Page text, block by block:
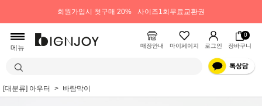
회원가입시 첫구매 20% 사이즈1회무료교환권
메뉴 매장안내 마이페이지 로그인
0
장바구니
[대분류] 아우터 바람막이